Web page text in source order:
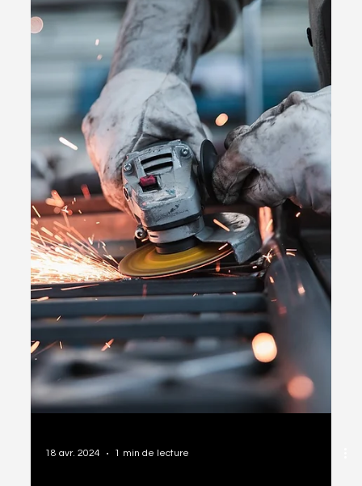
Naviguer dans les Complexités du Recrutement pour
l'Énergie Nucléaire Le développement des
infrastructures nucléaires en Angleterre pose...